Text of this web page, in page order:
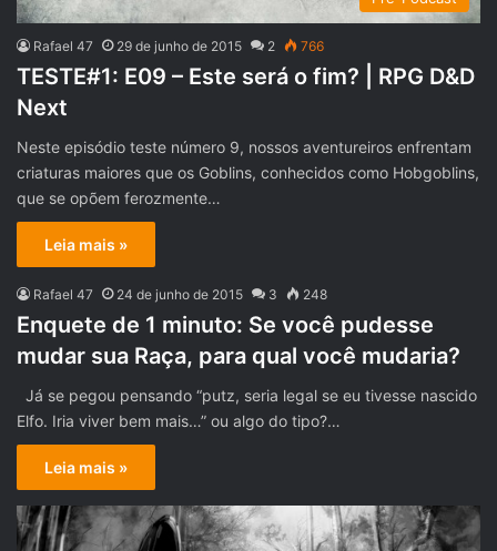
Rafael 47 29 de junho de 2015 2 766
TESTE#1: E09 – Este será o fim? | RPG D&D
Next
Neste episódio teste número 9, nossos aventureiros enfrentam
criaturas maiores que os Goblins, conhecidos como Hobgoblins,
que se opõem ferozmente…
Leia mais »
Rafael 47 24 de junho de 2015 3 248
Enquete de 1 minuto: Se você pudesse
mudar sua Raça, para qual você mudaria?
Já se pegou pensando “putz, seria legal se eu tivesse nascido
Elfo. Iria viver bem mais…” ou algo do tipo?…
Leia mais »